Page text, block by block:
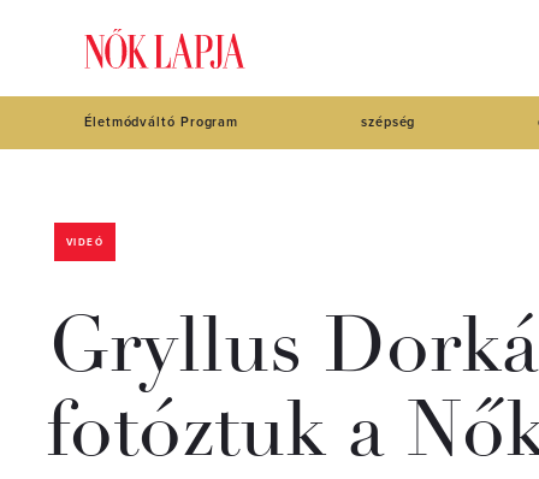
Életmódváltó Program szépség
VIDEÓ
Gryllus
fotóztuk a